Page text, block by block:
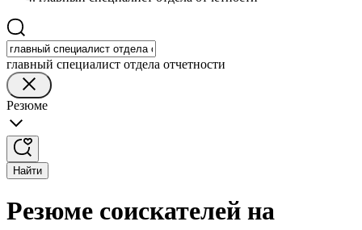
главный специалист отдела отчетности
Резюме
Найти
Резюме соискателей на